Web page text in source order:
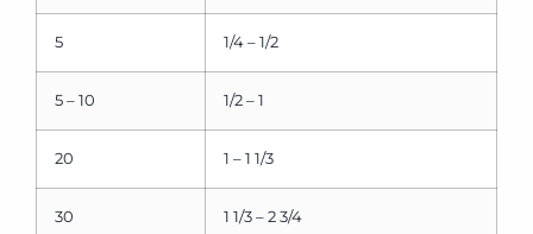
5 1/4 – 1/2
5 – 10 1/2 – 1
20 1 – 1 1/3
30 1 1/3 – 2 3/4